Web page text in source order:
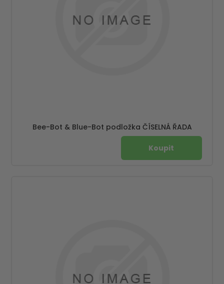
Bee-Bot & Blue-Bot podložka ČÍSELNÁ ŘADA